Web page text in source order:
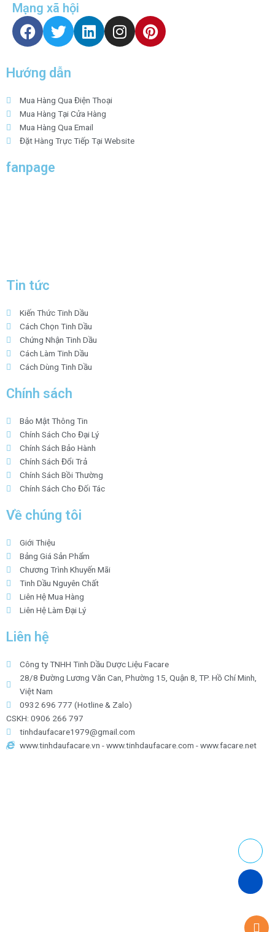
Mạng xã hội
F
a
c
e
b
o
o
k
T
w
i
t
t
e
r
L
i
n
d
i
n
I
n
s
m
P
i
n
Hướng dẫn
Mua Hàng Qua Điện Thoại
Mua Hàng Tại Cửa Hàng
Mua Hàng Qua Email
Đặt Hàng Trực Tiếp Tại Website
fanpage
Tin tức
Kiến Thức Tinh Dầu
Cách Chọn Tinh Dầu
Chứng Nhận Tinh Dầu
Cách Làm Tinh Dầu
Cách Dùng Tinh Dầu
Chính sách
Bảo Mật Thông Tin
Chính Sách Cho Đại Lý
Chính Sách Bảo Hành
Chính Sách Đổi Trả
Chính Sách Bồi Thường
Chính Sách Cho Đối Tác
Về chúng tôi
Giới Thiệu
Bảng Giá Sản Phẩm
Chương Trình Khuyến Mãi
Tinh Dầu Nguyên Chất
Liên Hệ Mua Hàng
Liên Hệ Làm Đại Lý
Liên hệ
Công ty TNHH Tinh Dầu Dược Liệu Facare
28/8 Đường Lương Văn Can, Phường 15, Quận 8, TP. Hồ Chí Minh,
Việt Nam
0932 696 777 (Hotline & Zalo)
CSKH: 0906 266 797
tinhdaufacare1979@gmail.com
www.tinhdaufacare.vn - www.tinhdaufacare.com - www.facare.net